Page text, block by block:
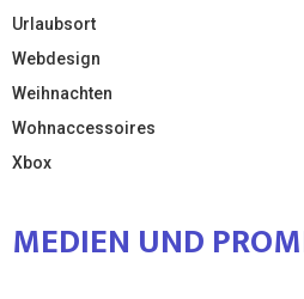
Urlaubsort
Webdesign
Weihnachten
Wohnaccessoires
Xbox
MEDIEN UND